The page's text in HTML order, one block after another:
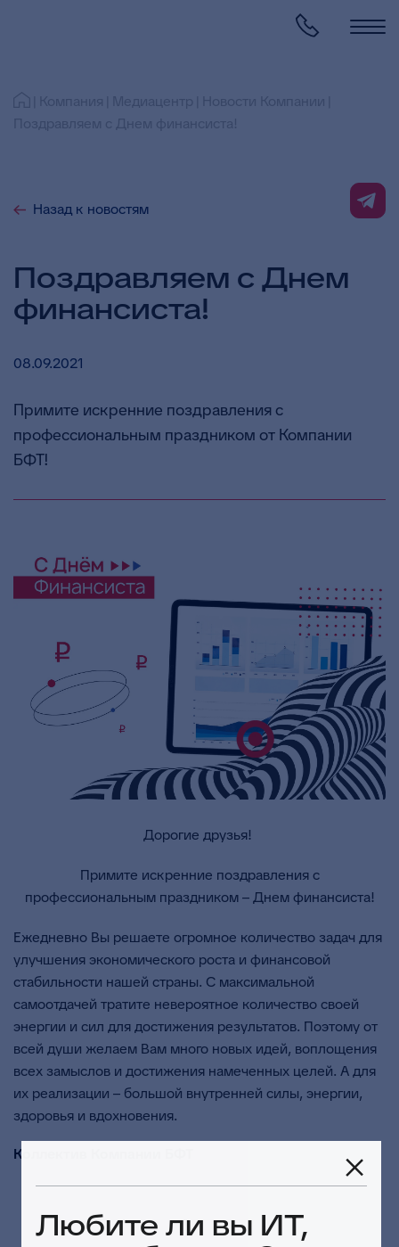
Назад к новостям
Поздравляем с Днем
финансиста!
08.09.2021
Примите искренние поздравления с
профессиональным праздником от Компании
БФТ!
Дорогие друзья!
Примите искренние поздравления с
профессиональным праздником – Днем финансиста!
Ежедневно Вы решаете огромное количество задач для
улучшения экономического роста и финансовой
стабильности нашей страны. С максимальной
самоотдачей тратите невероятное количество своей
энергии и сил для достижения результатов. Поэтому от
всей души желаем Вам много новых идей, воплощения
всех замыслов и достижения намеченных целей. А для
их реализации – большой внутренней силы, энергии,
здоровья и вдохновения.
Коллектив Компании БФТ
Любите ли вы ИТ,